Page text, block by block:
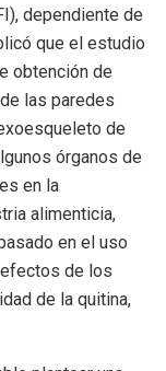
dependiente de
que el estudio
obtención de
las paredes
de
órganos de
en la
alimenticia,
en el uso
de los
de la quitina,